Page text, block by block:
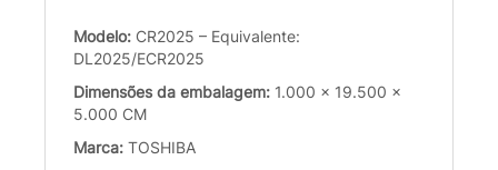
Modelo: CR2025 – Equivalente:
DL2025/ECR2025
Dimensões da embalagem: 1.000 x 19.500 x
5.000 CM
Marca: TOSHIBA